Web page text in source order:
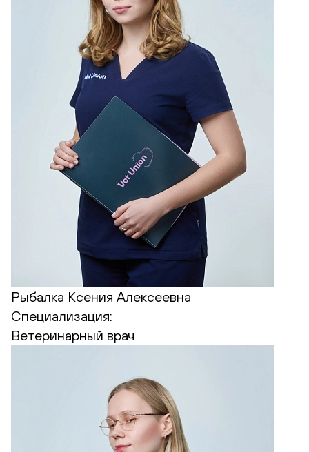
Рыбалка Ксения Алексеевна
Специализация:
Ветеринарный врач